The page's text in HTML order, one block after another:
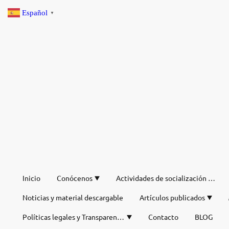
Inicio Conócenos Actividades de socialización de verano
Noticias y material descargable Artículos publicados
Políticas legales y Transparencia Contacto BLOG
Español ▼